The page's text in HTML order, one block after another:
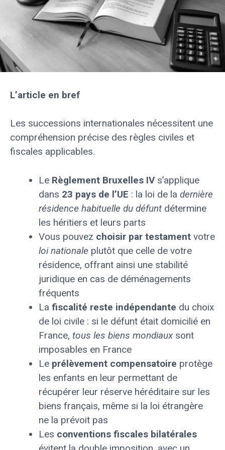
L’article en bref
Les successions internationales nécessitent une
compréhension précise des règles civiles et
fiscales applicables.
Le Règlement Bruxelles IVs’applique
dans 23 pays de l’UE : la loi de la dernière
résidence habituelle du défunt détermine
les héritiers et leurs parts
Vous pouvez choisir par testament votre
loi nationale plutôt que celle de votre
résidence, offrant ainsi une stabilité
juridique en cas de déménagements
fréquents
La fiscalité reste indépendante du choix
de loi civile : si le défunt était domicilié en
France, tous les biens mondiaux sont
imposables en France
Le prélèvement compensatoire protège
les enfants en leur permettant de
récupérer leur réserve héréditaire sur les
biens français, même si la loi étrangère
ne la prévoit pas
Les conventions fiscales bilatérales